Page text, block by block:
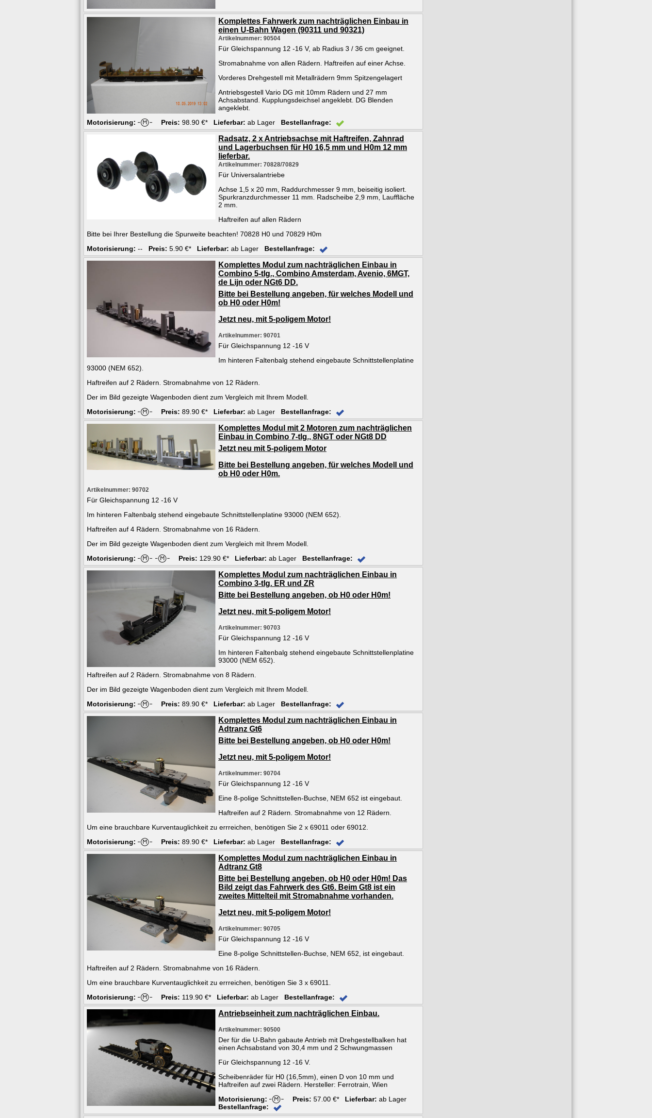
Komplettes Fahrwerk zum nachträglichen Einbau in
einen U-Bahn Wagen (90311 und 90321)
Artikelnummer: 90504
Für Gleichspannung 12 -16 V, ab Radius 3 / 36 cm geeignet.
Stromabnahme von allen Rädern. Haftreifen auf einer Achse.
Vorderes Drehgestell mit Metallrädern 9mm Spitzengelagert
Antriebsgestell Vario DG mit 10mm Rädern und 27 mm
Achsabstand. Kupplungsdeichsel angeklebt. DG Blenden
angeklebt.
Motorisierung:
Preis: 98.90 €* Lieferbar: ab Lager Bestellanfrage:
Radsatz, 2 x Antriebsachse mit Haftreifen, Zahnrad
und Lagerbuchsen für H0 16,5 mm und H0m 12 mm
lieferbar.
Artikelnummer: 70828/70829
Für Universalantriebe
Achse 1,5 x 20 mm, Raddurchmesser 9 mm, beiseitig isoliert.
Spurkranzdurchmesser 11 mm. Radscheibe 2,9 mm, Lauffläche
2 mm.
Haftreifen auf allen Rädern
Bitte bei Ihrer Bestellung die Spurweite beachten! 70828 H0 und 70829 H0m
Motorisierung: -- Preis: 5.90 €* Lieferbar: ab Lager Bestellanfrage:
Komplettes Modul zum nachträglichen Einbau in
Combino 5-tlg., Combino Amsterdam, Avenio, 6MGT,
de Lijn oder NGt6 DD.
Bitte bei Bestellung angeben, für welches Modell und
ob H0 oder H0m!
Jetzt neu, mit 5-poligem Motor!
Artikelnummer: 90701
Für Gleichspannung 12 -16 V
Im hinteren Faltenbalg stehend eingebaute Schnittstellenplatine
93000 (NEM 652).
Haftreifen auf 2 Rädern. Stromabnahme von 12 Rädern.
Der im Bild gezeigte Wagenboden dient zum Vergleich mit Ihrem Modell.
Motorisierung:
Preis: 89.90 €* Lieferbar: ab Lager Bestellanfrage:
Komplettes Modul mit 2 Motoren zum nachträglichen
Einbau in Combino 7-tlg., 8NGT oder NGt8 DD
Jetzt neu mit 5-poligem Motor
Bitte bei Bestellung angeben, für welches Modell und
ob H0 oder H0m.
Artikelnummer: 90702
Für Gleichspannung 12 -16 V
Im hinteren Faltenbalg stehend eingebaute Schnittstellenplatine 93000 (NEM 652).
Haftreifen auf 4 Rädern. Stromabnahme von 16 Rädern.
Der im Bild gezeigte Wagenboden dient zum Vergleich mit Ihrem Modell.
Motorisierung:
Preis: 129.90 €* Lieferbar: ab Lager Bestellanfrage:
Komplettes Modul zum nachträglichen Einbau in
Combino 3-tlg. ER und ZR
Bitte bei Bestellung angeben, ob H0 oder H0m!
Jetzt neu, mit 5-poligem Motor!
Artikelnummer: 90703
Für Gleichspannung 12 -16 V
Im hinteren Faltenbalg stehend eingebaute Schnittstellenplatine
93000 (NEM 652).
Haftreifen auf 2 Rädern. Stromabnahme von 8 Rädern.
Der im Bild gezeigte Wagenboden dient zum Vergleich mit Ihrem Modell.
Motorisierung:
Preis: 89.90 €* Lieferbar: ab Lager Bestellanfrage:
Komplettes Modul zum nachträglichen Einbau in
Adtranz Gt6
Bitte bei Bestellung angeben, ob H0 oder H0m!
Jetzt neu, mit 5-poligem Motor!
Artikelnummer: 90704
Für Gleichspannung 12 -16 V
Eine 8-polige Schnittstellen-Buchse, NEM 652 ist eingebaut.
Haftreifen auf 2 Rädern. Stromabnahme von 12 Rädern.
Um eine brauchbare Kurventauglichkeit zu errreichen, benötigen Sie 2 x 69011 oder 69012.
Motorisierung:
Preis: 89.90 €* Lieferbar: ab Lager Bestellanfrage:
Komplettes Modul zum nachträglichen Einbau in
Adtranz Gt8
Bitte bei Bestellung angeben, ob H0 oder H0m! Das
Bild zeigt das Fahrwerk des Gt6. Beim Gt8 ist ein
zweites Mittelteil mit Stromabnahme vorhanden.
Jetzt neu, mit 5-poligem Motor!
Artikelnummer: 90705
Für Gleichspannung 12 -16 V
Eine 8-polige Schnittstellen-Buchse, NEM 652, ist eingebaut.
Haftreifen auf 2 Rädern. Stromabnahme von 16 Rädern.
Um eine brauchbare Kurventauglichkeit zu errreichen, benötigen Sie 3 x 69011.
Motorisierung:
Preis: 119.90 €* Lieferbar: ab Lager Bestellanfrage:
Antriebseinheit zum nachträglichen Einbau.
Artikelnummer: 90500
Der für die U-Bahn gabaute Antrieb mit Drehgestellbalken hat
einen Achsabstand von 30,4 mm und 2 Schwungmassen
Für Gleichspannung 12 -16 V.
Scheibenräder für H0 (16,5mm), einen D von 10 mm und
Haftreifen auf zwei Rädern. Hersteller: Ferrotrain, Wien
Motorisierung:
Preis: 57.00 €* Lieferbar: ab Lager
Bestellanfrage: